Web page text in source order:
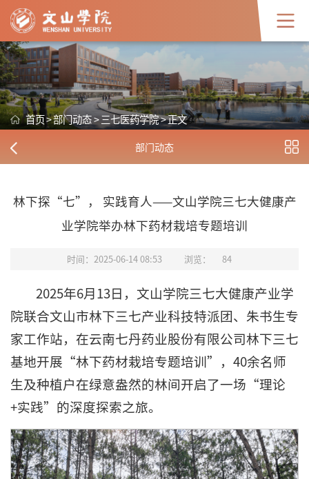
首页>部门动态>三七医药学院>正文
部门动态
林下探“七”， 实践育人——文山学院三七大健康产
业学院举办林下药材栽培专题培训
时间：2025-06-14 08:53 浏览： 84
2025年6月13日，文山学院三七大健康产业学
院联合文山市林下三七产业科技特派团、朱书生专
家工作站，在云南七丹药业股份有限公司林下三七
基地开展“林下药材栽培专题培训”，40余名师
生及种植户在绿意盎然的林间开启了一场“理论
+实践”的深度探索之旅。